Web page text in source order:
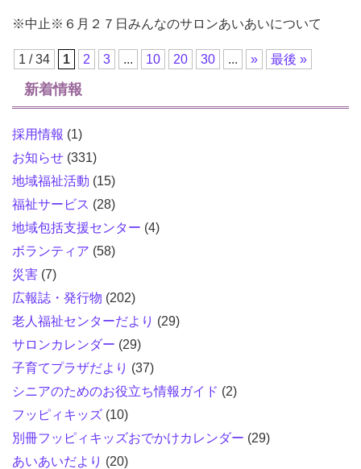
※中止※６月２７日みんなのサロンあいあいについて
1 / 34 1 2 3 ... 10 20 30 ... » 最後 »
新着情報
採用情報 (1)
お知らせ (331)
地域福祉活動 (15)
福祉サービス (28)
地域包括支援センター (4)
ボランティア (58)
災害 (7)
広報誌・発行物 (202)
老人福祉センターだより (29)
サロンカレンダー (29)
子育てプラザだより (37)
シニアのためのお役立ち情報ガイド (2)
フッピィキッズ (10)
別冊フッピィキッズおでかけカレンダー (29)
あいあいだより (20)